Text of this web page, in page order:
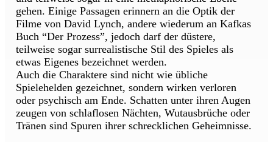
gehen. Einige Passagen erinnern an die Optik der
Filme von David Lynch, andere wiederum an Kafkas
Buch “Der Prozess”, jedoch darf der düstere,
teilweise sogar surrealistische Stil des Spieles als
etwas Eigenes bezeichnet werden.
Auch die Charaktere sind nicht wie übliche
Spielehelden gezeichnet, sondern wirken verloren
oder psychisch am Ende. Schatten unter ihren Augen
zeugen von schlaflosen Nächten, Wutausbrüche oder
Tränen sind Spuren ihrer schrecklichen Geheimnisse.